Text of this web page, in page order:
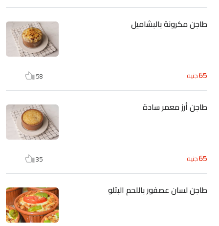
طاجن مكرونة بالبشاميل
65جنيه 58
طاجن أرز معمر سادة
65جنيه 35
طاجن لسان عصفور باللحم البتلو